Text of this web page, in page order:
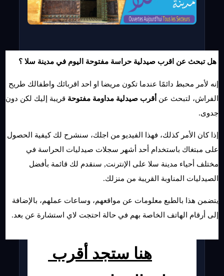
الفراش، لتبحث عن أقرب صيدلية مداومة مفتوحة
جدوى.
الصيدليات المناوبة القريبة من منزلك.
إلى أرقام الهاتف الخاصة بهم في حالة احتجت لاي استشارة عن بعد.